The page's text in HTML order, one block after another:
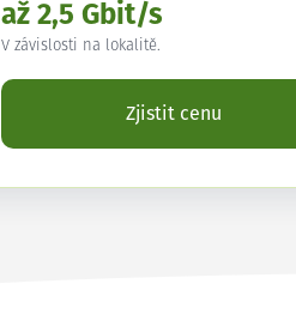
až 2,5 Gbit/s
V závislosti na lokalitě.
Zjistit cenu